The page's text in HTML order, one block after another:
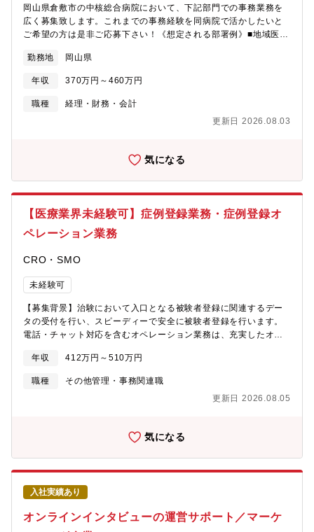
岡山県倉敷市の中核総合病院において、下記部門での事務業務を
広く募集致します。これまでの事務経験を同病院で活かしたいと
ご希望の方は是非ご応募下さい！《想定される部署例》■地域医療
総合病院での事務職（オープンポジション）です。応募者様のス
キルやご経験・適正に合わせて配属先を決定します。
勤務地 岡山県
年収 370万円～460万円
職種
経理・財務・会計
更新日 2026.08.03
気になる
【医療業界未経験可】症例登録業務・症例登録オ
ペレーション業務
CRO・SMO
未経験可
【募集背景】治験において入口となる被験者登録に関連するデー
タの受付を行い、スピーディーで安全に被験者登録を行います。
電話・チャット対応を含むオペレーション業務は、充実したオペ
から身につけていただきます。さらに、試験ごとのオペレーショ
ン設計、仕様変更対応、品質管理、進捗管理など、全体に関わる
幅広い業務を担当していただきます。緻密さ・効率性・信頼性が
求められる重要なセクションで、自身が中心となってプロジェク
における被験者登録に関連する各種データ入力、ヘルプデスク対
治験関連データの受付（Web・FAX・電話等）およびシステム入
操作手順の問い合わせ対応およびID・パスワード管理・クライア
応・試験毎のオペレーション手順の構築・オペレーションスタッ
年収 412万円～510万円
職種
その他管理・事務関連職
更新日 2026.08.05
気になる
入社実績あり
オンラインインタビューの運営サポート／マーケ